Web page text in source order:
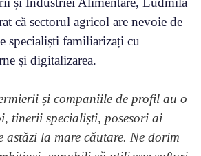
că sectorul agricol are nevoie de
specialiști familiarizați cu
și digitalizarea.
și companiile de profil au o
tinerii specialiști, posesori ai
astăzi la mare căutare. Ne dorim